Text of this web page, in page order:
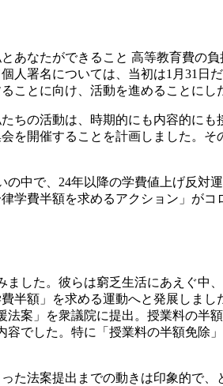
なたができること 高等教育費の
人署名については、当初は1月31日
ことに向け、活動を進めることにし
の活動は、時期的にも内容的にも
を開催することを計画しました。
中で、24年以降の学費値上げ反対
学費半額を求めるアクション」が
した。彼らは窮乏生活にあえぐ中
半額」を求める運動へと発展しま
案」を衆議院に提出。授業料の半
でした。特に「授業料の半額免除
法案提出までの動きは印象的で、